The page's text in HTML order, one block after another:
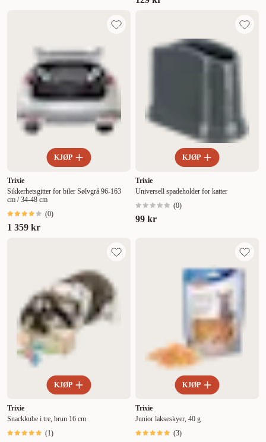
KJØP
Trixie
Sikkerhetsgitter for biler Sølvgrå 96-163
cm / 34-48 cm
(0)
1 359 kr
KJØP
Trixie
Universell spadeholder for katter
(0)
99 kr
KJØP
Trixie
Snackkube i tre, brun 16 cm
(1)
KJØP
Trixie
Junior lakseskyer, 40 g
(3)